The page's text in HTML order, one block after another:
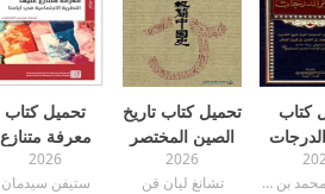
كتاب
أبو جعفر محمد بن الحسن الصفار
تحميل كتاب تاريخ
الصين المختصر
pdf
2026
تشانغ ليان قن
تحميل كتاب
معرفة متنازع
عليها pdf
2026
ستيفن سيدمان